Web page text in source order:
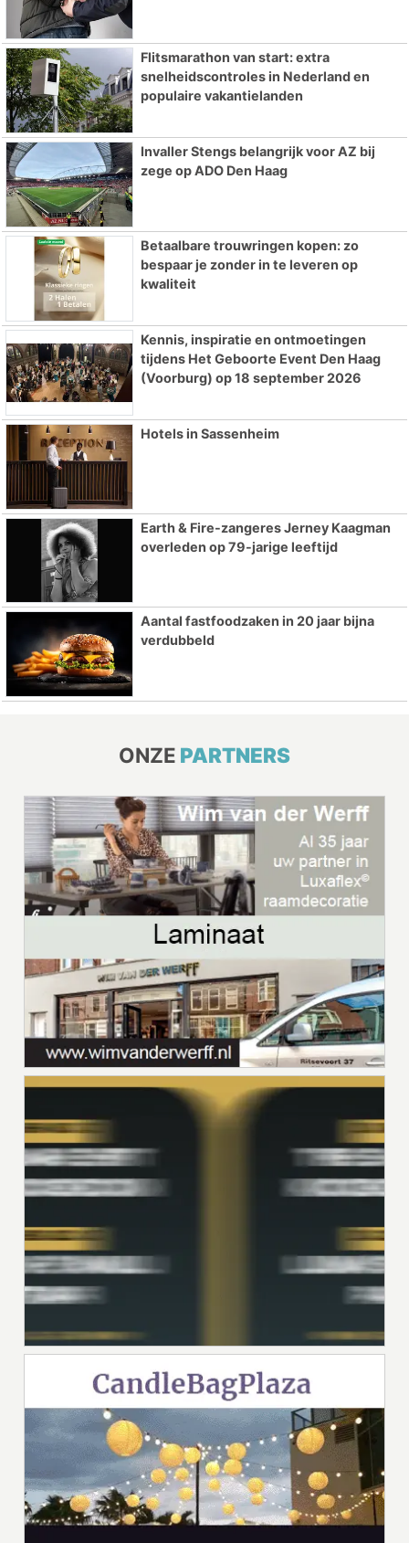
Flitsmarathon van start: extra
snelheidscontroles in Nederland en
populaire vakantielanden
Invaller Stengs belangrijk voor AZ bij
zege op ADO Den Haag
Betaalbare trouwringen kopen: zo
bespaar je zonder in te leveren op
kwaliteit
Kennis, inspiratie en ontmoetingen
tijdens Het Geboorte Event Den Haag
(Voorburg) op 18 september 2026
Hotels in Sassenheim
Earth & Fire-zangeres Jerney Kaagman
overleden op 79-jarige leeftijd
Aantal fastfoodzaken in 20 jaar bijna
verdubbeld
ONZE PARTNERS